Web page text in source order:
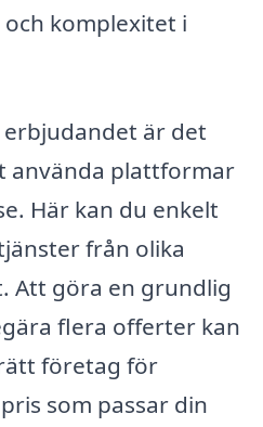
komplexitet i
är det
använda plattformar
Här kan du enkelt
från olika
Att göra en grundlig
flera offerter kan
företag för
som passar din